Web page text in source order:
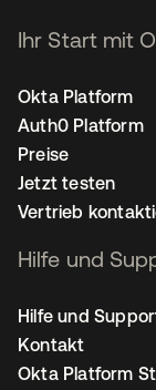
Ihr Start mit
Okta Platform
Auth0 Platform
Preise
Jetzt testen
Vertrieb
Hilfe und
Hilfe und
Kontakt
Okta Platform